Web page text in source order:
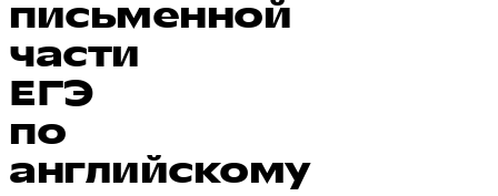
письменной
части
ЕГЭ
по
английскому